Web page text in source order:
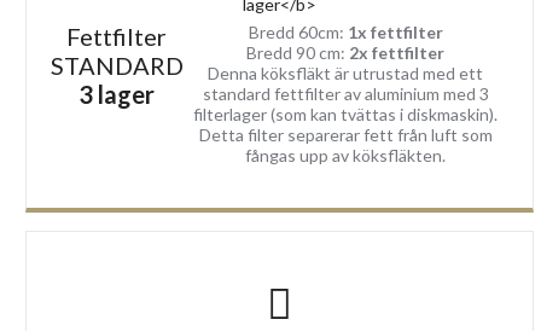
Denna inbyggnads köksfläkt finns tillgänglig i bredd: 60 cm och
90 cm
Leveransomfång:
Köksfläkt i valfri bredd och motor
Manual
Fettfilter
STANDARD
3 lager
Bredd 60cm: 1x fettfilter
Bredd 90 cm: 2x fettfilter
Denna köksfläkt är utrustad med ett
standard fettfilter av aluminium med 3
filterlager (som kan tvättas i diskmaskin).
Detta filter separerar fett från luft som
fångas upp av köksfläkten.